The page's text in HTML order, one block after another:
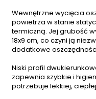
Wewnętrzne wycięcia
powietrza w stanie
termiczną. Jej grubość
18x9 cm, co czyni ją
dodatkowe
Niski profil
zapewnia szybkie i
potrzebuje lekkiej,